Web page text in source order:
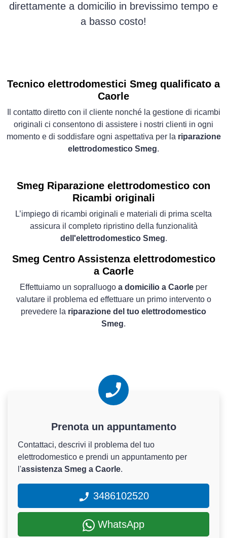
direttamente a domicilio in brevissimo tempo e
a basso costo!
Tecnico elettrodomestici Smeg qualificato a
Caorle
Il contatto diretto con il cliente nonché la gestione di ricambi
originali ci consentono di assistere i nostri clienti in ogni
momento e di soddisfare ogni aspettativa per la riparazione
elettrodomestico Smeg.
Smeg Riparazione elettrodomestico con
Ricambi originali
L’impiego di ricambi originali e materiali di prima scelta
assicura il completo ripristino della funzionalità
dell'elettrodomestico Smeg.
Smeg Centro Assistenza elettrodomestico
a Caorle
Effettuiamo un sopralluogo a domicilio a Caorle per
valutare il problema ed effettuare un primo intervento o
prevedere la riparazione del tuo elettrodomestico
Smeg.
Prenota un appuntamento
Contattaci, descrivi il problema del tuo
elettrodomestico e prendi un appuntamento per
l'assistenza Smeg a Caorle.
3486102520
WhatsApp